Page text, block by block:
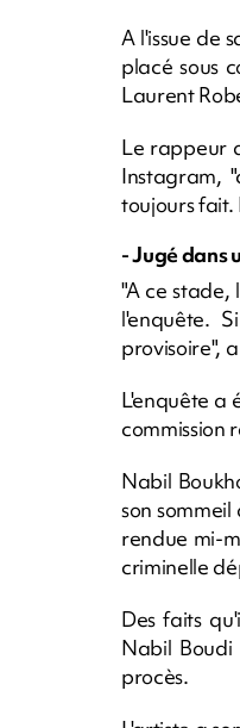
A l'issue de
placé sous
Laurent
Le rappeur
Instagram,
toujours fait.
- Jugé dans
"A ce stade,
l'enquête.
provisoire",
L'enquête a
commission
Nabil
son
rendue mi-
criminelle
Des faits
Nabil
procès.